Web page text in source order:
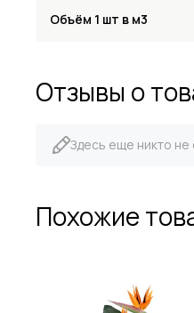
Объём 1 шт в м3
Отзывы о
Здесь еще никто не
Похожие